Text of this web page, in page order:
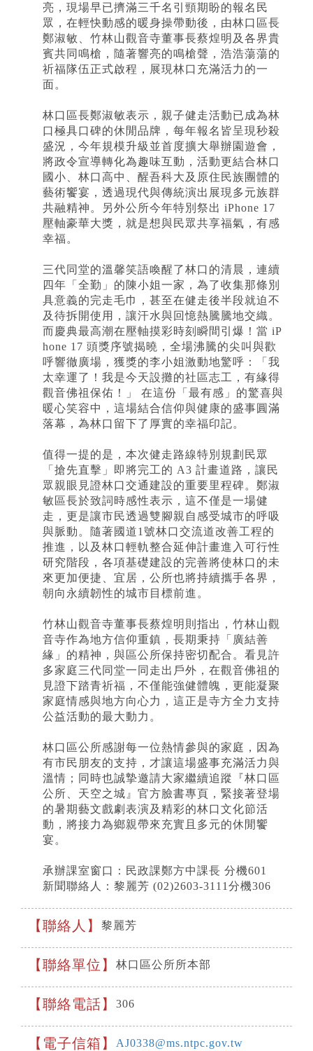
亮，現場早已擠滿三千名引頸期盼的報名民
眾，在輕快動感的暖身操帶動後，由林口區長
鄭淑敏、竹林山觀音寺董事長蔡煌明及各界貴
賓共同鳴槍，隨著響亮的鳴槍聲，浩浩蕩蕩的
祈福隊伍正式啟程，展現林口充滿活力的一
面。
林口區長鄭淑敏表示，親子健走活動已成為林
口極具口碑的休閒品牌，每年報名皆呈現秒殺
盛況，今年規模升級並首度擴大舉辦園遊會，
將政令宣導轉化為趣味互動，活動更結合林口
國小、林口高中、醒吾科大及原住民族團體的
藝術饗宴，透過現代與傳統演出展現多元族群
共融精神。另外公所今年特別祭出 iPhone 17
壓軸豪華大獎，就是想與民眾共享福氣，有感
幸福。
三代同堂的溫馨笑語喚醒了林口的清晨，連續
四年「全勤」的陳小姐一家，為了收集那條別
具意義的完走毛巾，甚至在健走後半段就迫不
及待拆開使用，讓汗水與回憶熱騰騰地交織。
而慶典最高潮在壓軸摸彩時刻瞬間引爆！當 iP
hone 17 頭獎序號揭曉，全場沸騰的尖叫與歡
呼響徹廣場，獲獎的李小姐激動地驚呼：「我
太幸運了！我是今天設攤的社區志工，有緣得
觀音佛祖保佑！」 在這份「最有感」的驚喜與
暖心笑容中，這場結合信仰與健康的盛事圓滿
落幕，為林口留下了厚實的幸福印記。
值得一提的是，本次健走路線特別規劃民眾
「搶先直擊」即將完工的 A3 計畫道路，讓民
眾親眼見證林口交通建設的重要里程碑。鄭淑
敏區長於致詞時感性表示，這不僅是一場健
走，更是讓市民透過雙腳親自感受城市的呼吸
與脈動。隨著國道1號林口交流道改善工程的
推進，以及林口輕軌整合延伸計畫進入可行性
研究階段，各項基礎建設的完善將使林口的未
來更加便捷、宜居，公所也將持續攜手各界，
朝向永續韌性的城市目標前進。
竹林山觀音寺董事長蔡煌明則指出，竹林山觀
音寺作為地方信仰重鎮，長期秉持「廣結善
緣」的精神，與區公所保持密切配合。看見許
多家庭三代同堂一同走出戶外，在觀音佛祖的
見證下踏青祈福，不僅能強健體魄，更能凝聚
家庭情感與地方向心力，這正是寺方全力支持
公益活動的最大動力。
林口區公所感謝每一位熱情參與的家庭，因為
有市民朋友的支持，才讓這場盛事充滿活力與
溫情；同時也誠摯邀請大家繼續追蹤『林口區
公所、天空之城』官方臉書專頁，緊接著登場
的暑期藝文戲劇表演及精彩的林口文化節活
動，將接力為鄉親帶來充實且多元的休閒饗
宴。
承辦課室窗口：民政課鄭方中課長 分機601
新聞聯絡人：黎麗芳 (02)2603-3111分機306
聯絡人 黎麗芳
聯絡單位 林口區公所所本部
聯絡電話 306
電子信箱 AJ0338@ms.ntpc.gov.tw